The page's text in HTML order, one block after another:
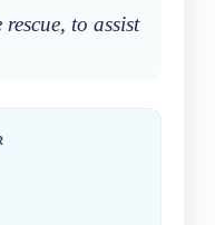
to assist